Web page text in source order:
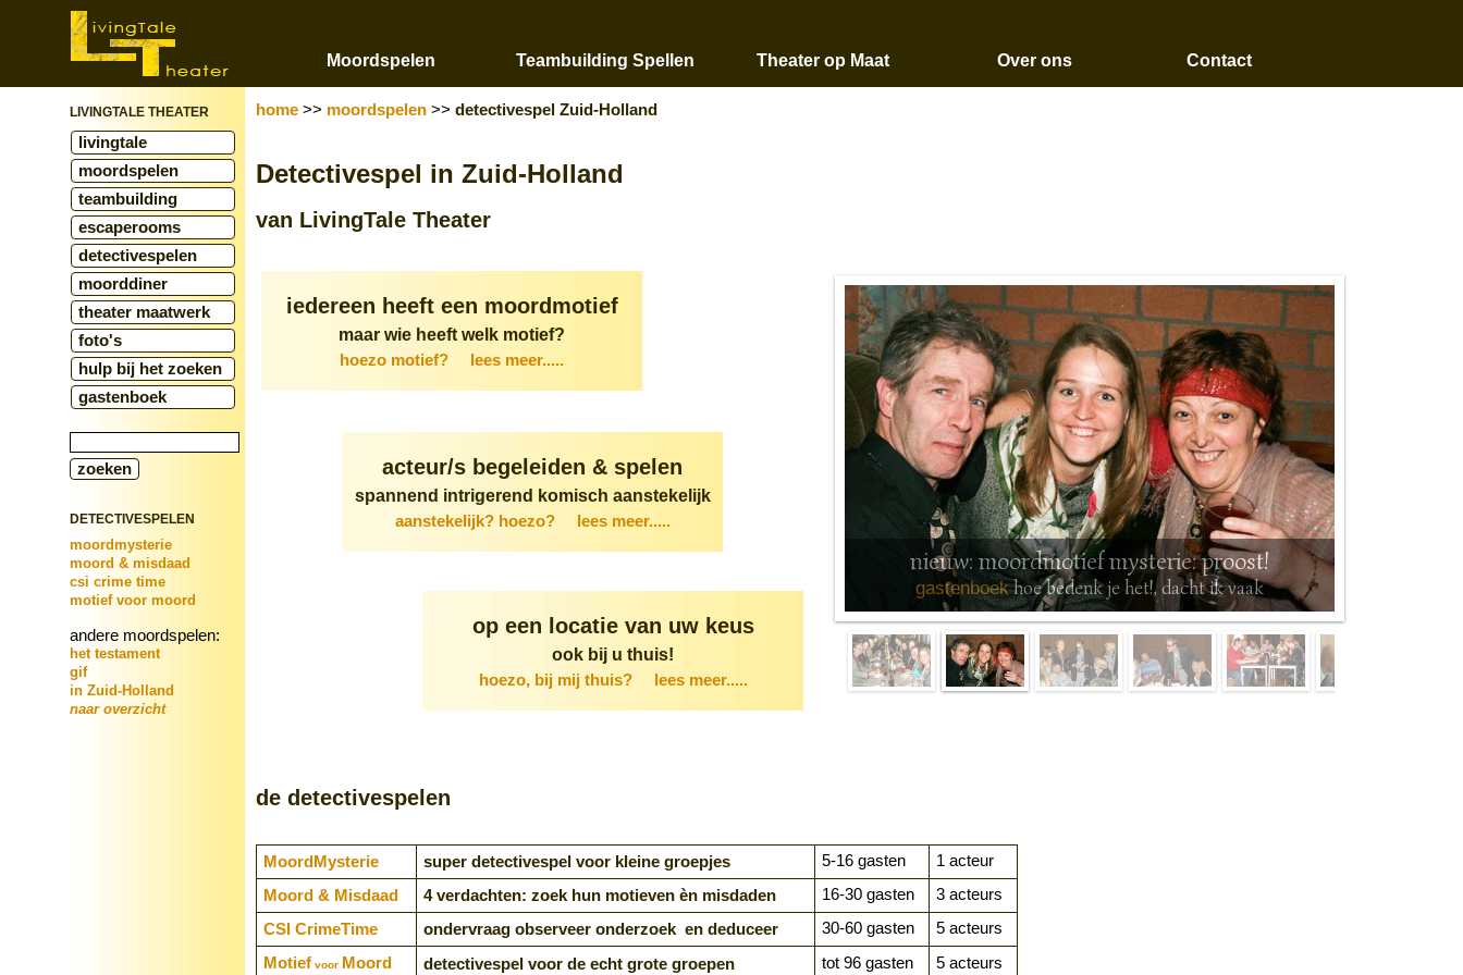
Moordspelen Teambuilding Spellen Theater op Maat Over ons Contact
LIVINGTALE THEATER
livingtale
moordspelen
teambuilding
escaperooms
detectivespelen
moorddiner
theater maatwerk
foto's
hulp bij het zoeken
gastenboek
DETECTIVESPELEN
moordmysterie
moord & misdaad
csi crime time
motief voor moord
andere moordspelen:
het testament
gif
in Zuid-Holland
naar overzicht
home >> moordspelen >> detectivespel Zuid-Holland
Detectivespel in Zuid-Holland
van LivingTale Theater
nieuw: moordmotief mysterie: proost!
gastenboekhoe bedenk je het!, dacht ik vaak
iedereen heeft een moordmotief
maar wie heeft welk motief?
hoezo motief? lees meer.....
acteur/s begeleiden & spelen
spannend intrigerend komisch aanstekelijk
aanstekelijk? hoezo? lees meer.....
op een locatie van uw keus
ook bij u thuis!
hoezo, bij mij thuis? lees meer.....
de detectivespelen
Moord­Mysterie super detectivespel voor kleine groepjes 5-16 gasten
1 acteur
Moord & Misdaad
4 verdachten: zoek hun motieven èn misdaden 16-30 gasten
3 acteurs
CSI CrimeTime
ondervraag observeer onderzoek en deduceer 30-60 gasten
5 acteurs
Motief voor Moord detectivespel voor de echt grote groepen tot 96 gasten 5 acteurs